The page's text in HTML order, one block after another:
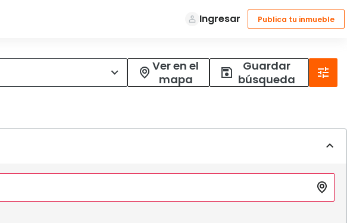
Ver en el
mapa
Guardar
búsqueda